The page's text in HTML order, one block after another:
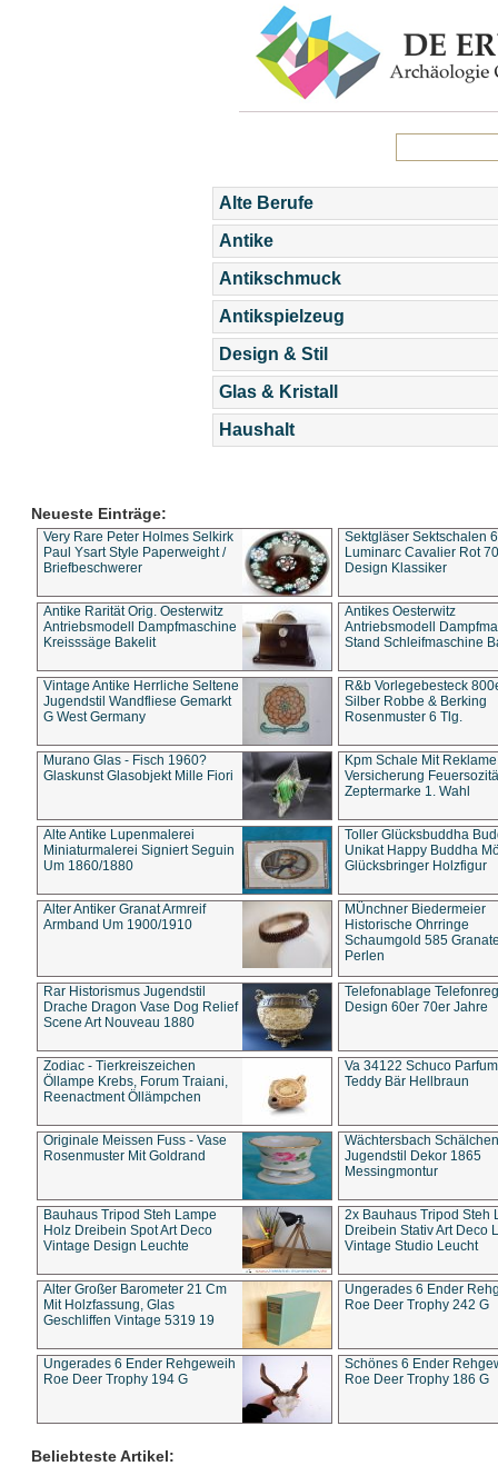
Alte Berufe
Antike
Antikschmuck
Antikspielzeug
Design & Stil
Glas & Kristall
Haushalt
Neueste Einträge:
Very Rare Peter Holmes Selkirk
Paul Ysart Style Paperweight /
Briefbeschwerer
Sektgläser Sektschalen
Luminarc Cavalier Rot
Design Klassiker
Antike Rarität Orig. Oesterwitz
Antriebsmodell Dampfmaschine
Kreisssäge Bakelit
Antikes Oesterwitz
Antriebsmodell
Stand Schleifmaschine
Vintage Antike Herrliche Seltene
Jugendstil Wandfliese Gemarkt
G West Germany
R&b Vorlegebesteck
Silber Robbe & Berking
Rosenmuster 6 Tlg.
Murano Glas - Fisch 1960?
Glaskunst Glasobjekt Mille Fiori
Kpm Schale Mit Reklame
Versicherung
Zeptermarke 1. Wahl
Alte Antike Lupenmalerei
Miniaturmalerei Signiert Seguin
Um 1860/1880
Toller Glücksbuddha
Unikat Happy Buddha
Glücksbringer Holzfigur
Alter Antiker Granat Armreif
Armband Um 1900/1910
MÜnchner Biedermeier
Historische Ohrringe
Schaumgold 585
Perlen
Rar Historismus Jugendstil
Drache Dragon Vase Dog Relief
Scene Art Nouveau 1880
Telefonablage
Design 60er 70er Jahre
Zodiac - Tierkreiszeichen
Öllampe Krebs, Forum Traiani,
Reenactment Öllämpchen
Va 34122 Schuco
Teddy Bär Hellbraun
Originale Meissen Fuss - Vase
Rosenmuster Mit Goldrand
Wächtersbach Schälchen
Jugendstil Dekor 1865
Messingmontur
Bauhaus Tripod Steh Lampe
Holz Dreibein Spot Art Deco
Vintage Design Leuchte
2x Bauhaus Tripod Steh
Dreibein Stativ Art Deco
Vintage Studio Leucht
Alter Großer Barometer 21 Cm
Mit Holzfassung, Glas
Geschliffen Vintage 5319 19
Ungerades 6 Ender
Roe Deer Trophy 242 G
Ungerades 6 Ender Rehgeweih
Roe Deer Trophy 194 G
Schönes 6 Ender
Roe Deer Trophy 186 G
Beliebteste Artikel: